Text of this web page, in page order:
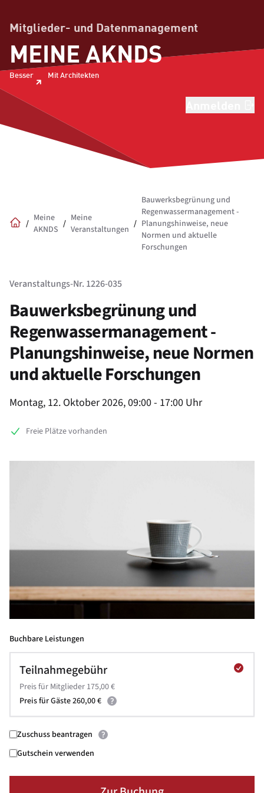
Mitglieder- und Datenmanagement
MEINE AKNDS
Besser Mit Architekten
/ Meine
AKNDS / Meine
Veranstaltungen /
Bauwerksbegrünung und
Regenwassermanagement -
Planungshinweise, neue
Normen und aktuelle
Forschungen
Veranstaltungs-Nr. 1226-035
Bauwerksbegrünung und
Regenwassermanagement -
Planungshinweise, neue Normen
und aktuelle Forschungen
Product information
Montag, 12. Oktober 2026, 09:00 - 17:00 Uhr
Freie Plätze vorhanden
Buchbare Leistungen
Teilnahmegebühr
Preis für Mitglieder 175,00 €
Preis für Gäste 260,00 €
Zuschuss beantragen
Gutschein verwenden